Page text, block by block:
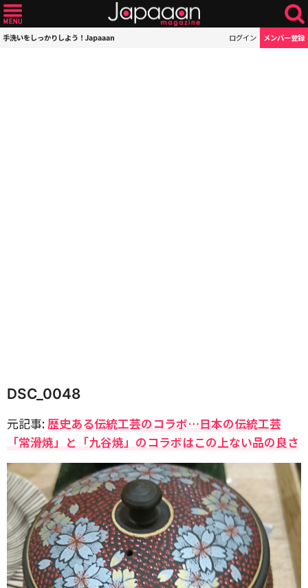
手洗いをしっかりしよう！Japaaan ログイン メンバー登録
DSC_0048
元記事:歴史ある伝統工芸のコラボ…日本の伝統工芸
「常滑焼」と「九谷焼」のコラボはこの上ない品の良さ